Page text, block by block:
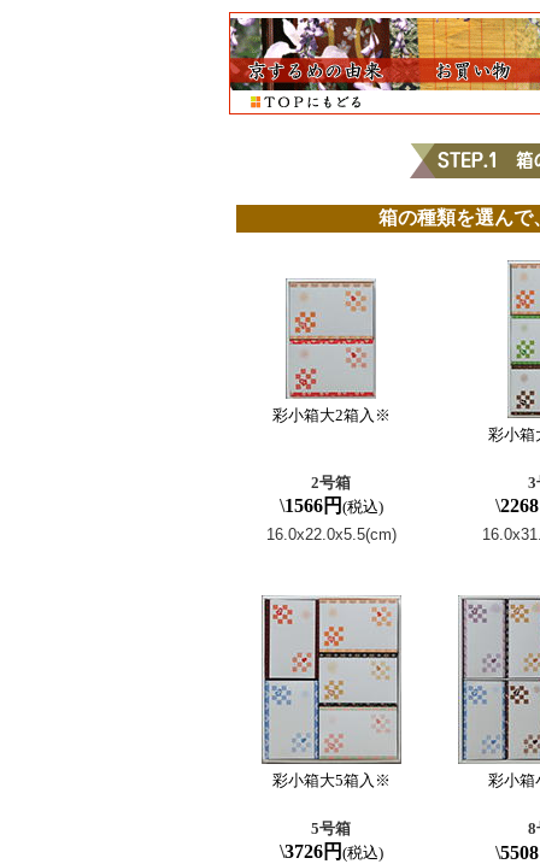
箱の種類を選んで
彩小箱大2箱入※
彩小
2号箱
\1566円 (税込)
3
\
16.0x22.0x5.5(cm)
彩小箱大5箱入※ 彩小
5号箱
\3726円 (税込)
8
\